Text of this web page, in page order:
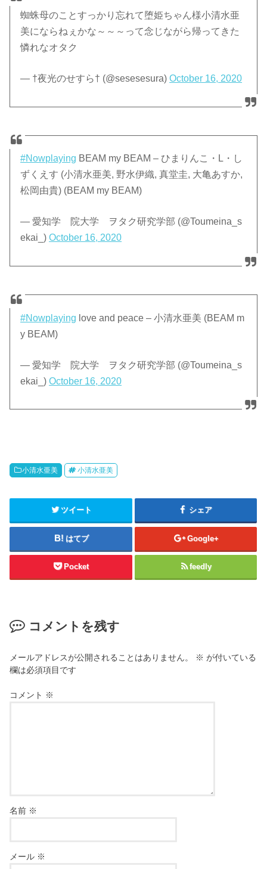
蜘蛛母のことすっかり忘れて堕姫ちゃん様小清水亜
美にならねぇかな～～～って念じながら帰ってきた
憐れなオタク
— †夜光のせすら† (@sesesesura)October 16, 2020
#Nowplaying BEAM my BEAM – ひまりんこ・L・し
ずくえす (小清水亜美, 野水伊織, 真堂圭, 大亀あすか,
松岡由貴) (BEAM my BEAM)
— 愛知学 院大学 ヲタク研究学部 (@Toumeina_s
ekai_)October 16, 2020
#Nowplaying love and peace – 小清水亜美 (BEAM m
y BEAM)
— 愛知学 院大学 ヲタク研究学部 (@Toumeina_s
ekai_)October 16, 2020
小清水亜美 小清水亜美
ツイート シェア
はてブ Google+
Pocket feedly
コメントを残す
メールアドレスが公開されることはありません。 ※ が付いている
欄は必須項目です
コメント ※
名前 ※
メール ※